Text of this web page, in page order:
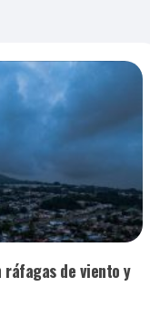
de viento y